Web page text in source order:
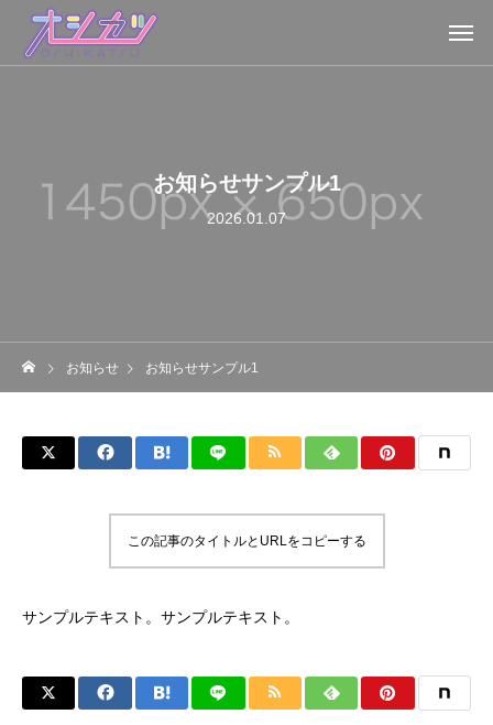
お知らせサンプル1
2026.01.07
お知らせ お知らせサンプル1
この記事のタイトルとURLをコピーする
サンプルテキスト。サンプルテキスト。